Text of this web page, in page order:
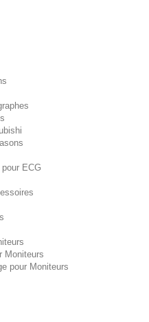
ECG
Moniteurs
pour Moniteurs